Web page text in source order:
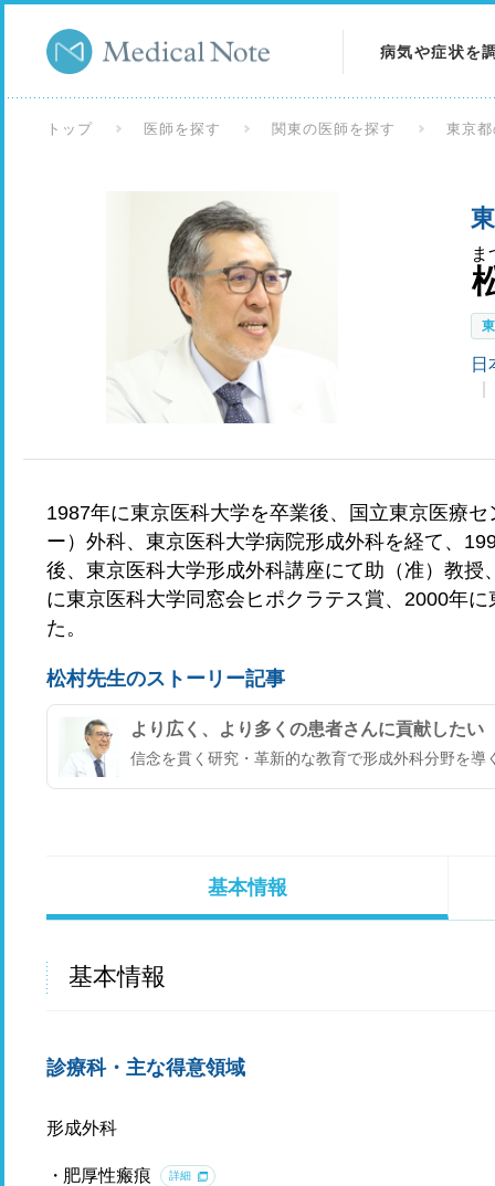
病気や症状を
検査を調べる
トップ 医師を探す 関東の医師を探す 東京
ま
日
1987年に東京医科大学を卒業後、国立東京医療
ー）外科、東京医科大学病院形成外科を経て、
後、東京医科大学形成外科講座にて助（准）教
に東京医科大学同窓会ヒポクラテス賞、2000年
た。
松村先生のストーリー記事
より広く、より多くの患者さんに貢献したい
信念を貫く研究・革新的な教育で形成外科分野を導
基本情報
基本情報
診療科・主な得意領域
形成外科
肥厚性瘢痕 詳細